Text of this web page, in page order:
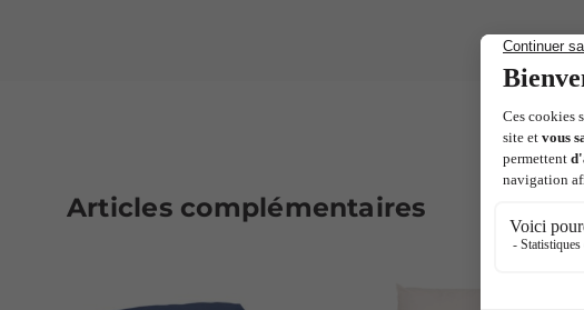
Articles complémentaires